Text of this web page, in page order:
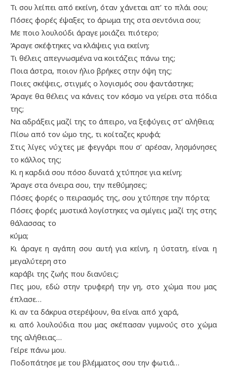
Τι σου λείπει από εκείνη, όταν χάνεται απ’ το πλάι σου;
Πόσες φορές έψαξες το άρωμα της στα σεντόνια σου;
Με ποιο λουλούδι άραγε μοιάζει πιότερο;
Άραγε σκέφτηκες να κλάψεις για εκείνη;
Τι θέλεις απεγνωσμένα να κοιτάζεις πάνω της;
Ποια άστρα, ποιον ήλιο βρήκες στην όψη της;
Ποιες σκέψεις, στιγμές ο λογισμός σου φαντάστηκε;
Άραγε θα θέλεις να κάνεις τον κόσμο να γείρει στα πόδια
της;
Να αδράξεις μαζί της το άπειρο, να ξεφύγεις στ’ αλήθεια;
Πίσω από τον ώμο της, τι κοίταζες κρυφά;
Στις λίγες νύχτες με φεγγάρι που σ’ αρέσαν, λησμόνησες
το κάλλος της;
Κι η καρδιά σου πόσο δυνατά χτύπησε για κείνη;
Άραγε στα όνειρα σου, την πεθύμησες;
Πόσες φορές ο πειρασμός της, σου χτύπησε την πόρτα;
Πόσες φορές μυστικά λογίστηκες να σμίγεις μαζί της στης
θάλασσας το
κύμα;
Κι άραγε η αγάπη σου αυτή για κείνη, η ύστατη, είναι η
μεγαλύτερη στο
καράβι της ζωής που διανύεις;
Πες μου, εδώ στην τρυφερή την γη, στο χώμα που μας
έπλασε…
Κι αν τα δάκρυα στερέψουν, θα είναι από χαρά,
κι από λουλούδια που μας σκέπασαν γυμνούς στο χώμα
της αλήθειας…
Γείρε πάνω μου.
Ποδοπάτησε με του βλέμματος σου την φωτιά…